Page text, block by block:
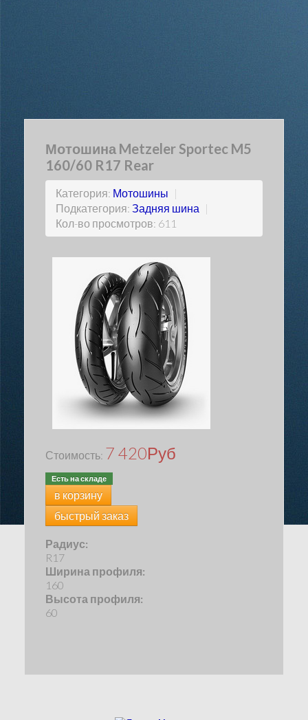
Мотошина Metzeler Sportec M5
160/60 R17 Rear
Категория: Мотошины |
Подкатегория: Задняя шина |
Кол-во просмотров: 611
Стоимость: 7 420Руб
Есть на складе
в корзину
быстрый заказ
Радиус:
R17
Ширина профиля:
160
Высота профиля:
60